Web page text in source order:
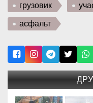
грузовик
асфальт